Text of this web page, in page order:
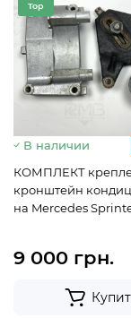
Top
В наличии
КОМПЛЕКТ
кронштейн
на Mercedes
9 000 грн.